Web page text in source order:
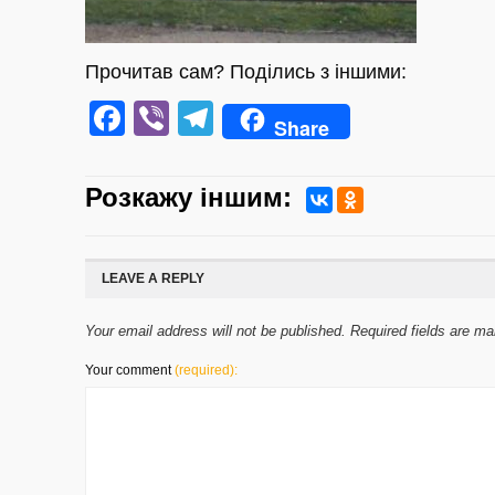
Прочитав сам? Поділись з іншими:
Facebook
ViberTelegram
Share
Розкажу iншим:
LEAVE A REPLY
Your email address will not be published. Required fields are
Your comment(required):